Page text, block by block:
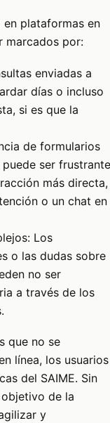
plataformas en
marcados por:
enviadas a
días o incluso
si es que la
de formularios
ser frustrante
más directa,
o un chat en
Los
o las dudas sobre
no ser
a través de los
que no se
línea, los usuarios
del SAIME. Sin
de la
y